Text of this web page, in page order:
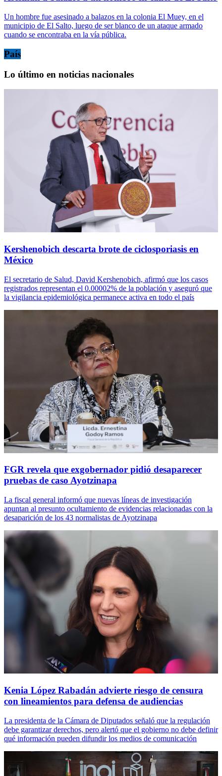
Un hombre fue asesinado a balazos en la colonia El Muey, en el
municipio de El Salto, luego de ser blanco de un ataque armado
cuando se encontraba en la vía pública.
País
Lo último en noticias nacionales
Kershenobich descarta brote de ciclosporiasis en
México
El secretario de Salud, David Kershenobich, afirmó que los casos
registrados representan el 0.00002% de la población y aseguró que
la vigilancia epidemiológica permanece activa en todo el país
FGR revela que exgobernador pidió desaparecer
pruebas de caso Ayotzinapa
La fiscal general informó que nuevas líneas de investigación
apuntan al presunto ocultamiento de evidencias relacionadas con la
desaparición de los 43 normalistas de Ayotzinapa
Kenia López Rabadán advierte riesgo de censura
con lineamientos para defensa de audiencias
La presidenta de la Cámara de Diputados señaló que la regulación
debe garantizar derechos, pero alertó que el gobierno no debe definir
qué información pueden difundir los medios de comunicación